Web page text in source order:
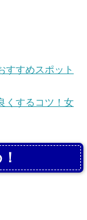
すすめスポット
くするコツ！女